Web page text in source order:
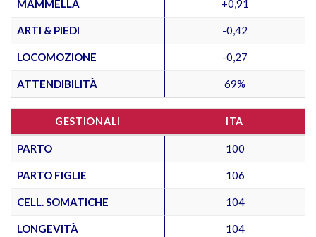
MAMMELLA +0,91
ARTI & PIEDI -0,42
LOCOMOZIONE -0,27
ATTENDIBILITÀ 69%
GESTIONALI ITA
PARTO 100
PARTO FIGLIE 106
CELL. SOMATICHE 104
LONGEVITÀ 104